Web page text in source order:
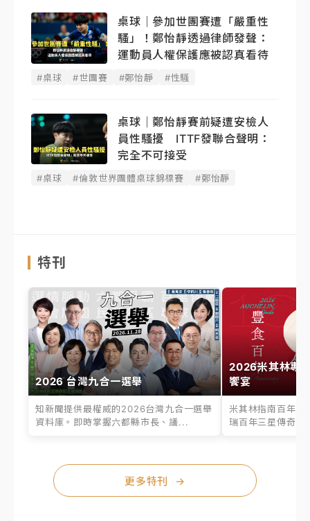
桌球｜參加世團賽遭「嚴重性
騷」！鄭怡靜透過律師發聲：
運動員人權保護應被認真看待
#桌球 #世團賽 #鄭怡靜 #性騷
桌球｜鄭怡靜賽前疑遭安檢人
員性騷擾 ITTF發聯合聲明：
完全不可接受
#桌球 #倫敦世界團體桌球錦標賽 #鄭怡靜
特刊
2026 台灣九合一選舉
知新聞提供最權威的2026台灣九合一選舉
資料庫。即時掌握六都縣市長、議...
2026米其林專
饗宴
米其林指南百年之
瑞百年三星傳奇、
更多特刊 →